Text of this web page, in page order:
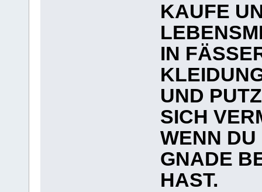
KAUFE
IN
UND
SICH
WENN DU
GNADE
HAST.